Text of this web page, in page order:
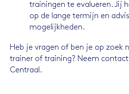
trainingen te evalueren. Jij
op de lange termijn en
mogelijkheden.
Heb je vragen of ben je op zoek
trainer of training? Neem
Centraal.